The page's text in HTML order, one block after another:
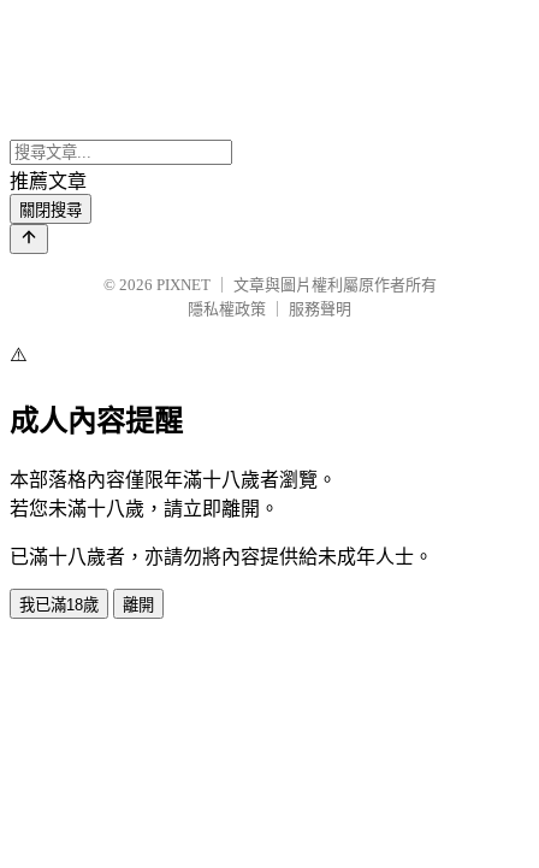
推薦文章
關閉搜尋
© 2026 PIXNET
文章與圖片權利屬原作者所有
隱私權政策
服務聲明
⚠️
成人內容提醒
本部落格內容僅限年滿十八歲者瀏覽。
若您未滿十八歲，請立即離開。
已滿十八歲者，亦請勿將內容提供給未成年人士。
我已滿18歲 離開